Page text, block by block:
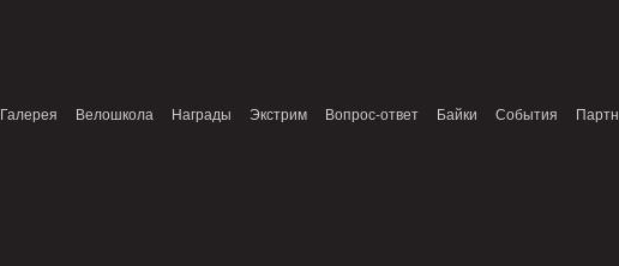
Галерея Велошкола Награды Экстрим Вопрос-ответ Байки События